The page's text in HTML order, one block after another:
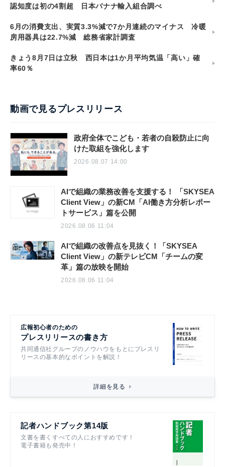
認知度は初の4割超 日本バナナ輸入組合調べ
6月の消費支出、実質3.3%減で7か月連続のマイナス 冷暖
房用器具は22.7%減 総務省家計調査
きょう8月7日は立秋 西日本は1か月平均気温「高い」確
率60％
動画で見るプレスリリース
政府全体でこども・若者の自殺防止に向
けた取組を強化します
2026.08.07 14:00
AIで組織の業務改善を支援する！ 「SKYSEA
Client View」の新CM「AI働き方分析レポー
トサービス」篇を公開
2026.08.06 11:04
AIで組織の改善点を見抜く！「SKYSEA
Client View」の新テレビCM「チームの変
革」篇の放映を開始
2026.08.06 11:04
広報初心者のための
プレスリリースの書き方
共同通信社グループのノウハウをもとにプレスリ
リースの基本的なポイントを解説！
詳細を見る
記者ハンドブック第14版
文書を書くすべての人におすすめです！
電子書籍も発売中！